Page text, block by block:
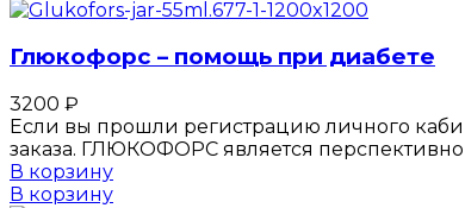
Глюкофорс – помощь при диабете
3200 ₽
Если вы прошли регистрацию личного
заказа. ГЛЮКОФОРС является
В корзину
В корзину